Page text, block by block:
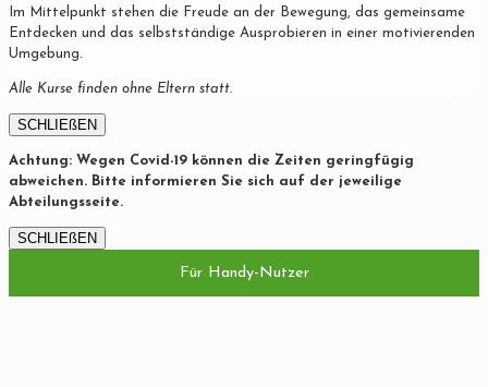
Im Mittelpunkt stehen die Freude an der Bewegung, das gemeinsame
Entdecken und das selbstständige Ausprobieren in einer motivierenden
Umgebung.
Alle Kurse finden ohne Eltern statt.
SCHLIEßEN
Achtung: Wegen Covid-19 können die Zeiten geringfügig
abweichen. Bitte informieren Sie sich auf der jeweilige
Abteilungsseite.
SCHLIEßEN
Für Handy-Nutzer